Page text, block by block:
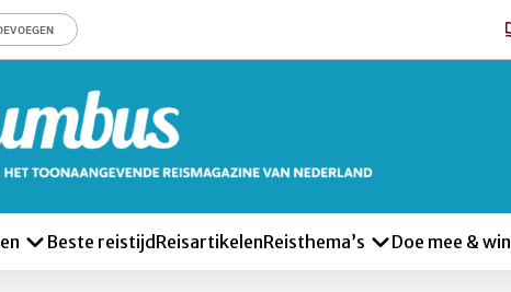
Beste reistijd ReisartikelenReisthema’s Doe mee & win